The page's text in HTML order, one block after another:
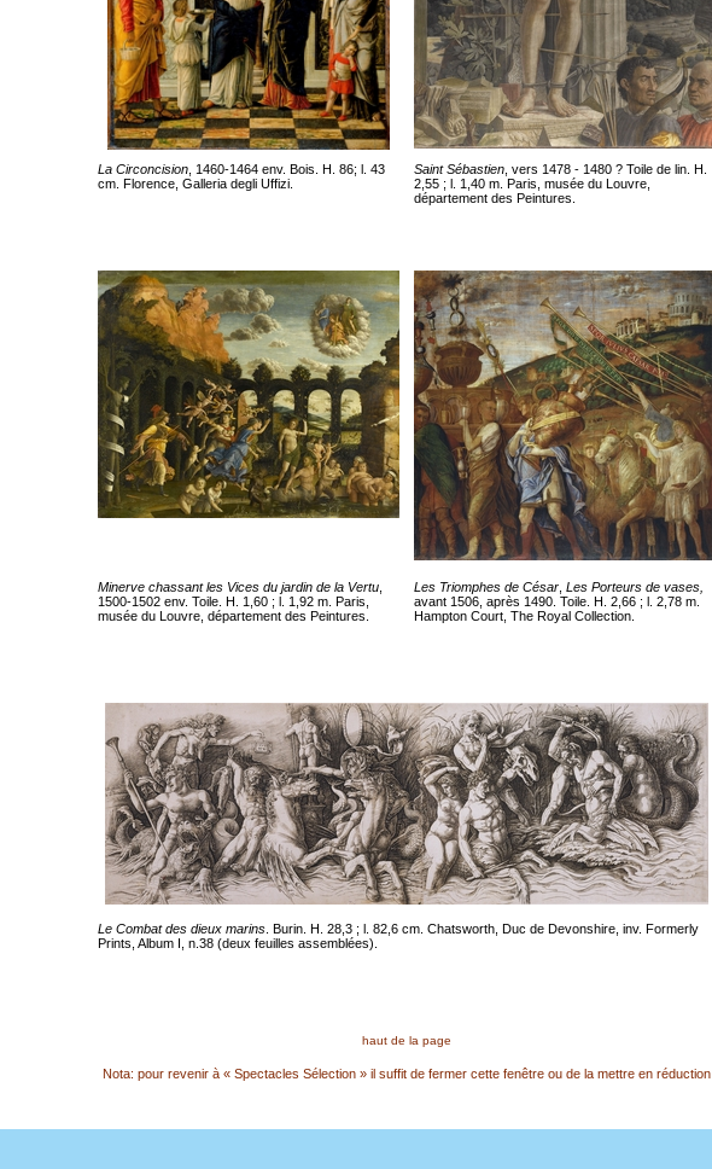
La Circoncision , 1460-1464 env. Bois. H. 86; l. 43
cm. Florence, Galleria degli Uffizi.
Saint Sébastien , vers 1478 - 1480 ? Toile de lin. H.
2,55 ; l. 1,40 m. Paris, musée du Louvre,
département des Peintures.
Minerve chassant les Vices du jardin de la Vertu
1500-1502 env. Toile. H. 1,60 ; l. 1,92 m. Paris,
musée du Louvre, département des Peintures.
Les Triomphes de César Les Porteurs de vases,
avant 1506, après 1490. Toile. H. 2,66 ; l. 2,78 m.
Hampton Court, The Royal Collection.
Le Combat des dieux marins . Burin. H. 28,3 ; l. 82,6 cm. Chatsworth, Duc de Devonshire, inv. Formerly
Prints, Album I, n.38 (deux feuilles assemblées).
haut de la page
Nota: pour revenir à « Spectacles Sélection » il suffit de fermer cette fenêtre ou de la mettre en réduction